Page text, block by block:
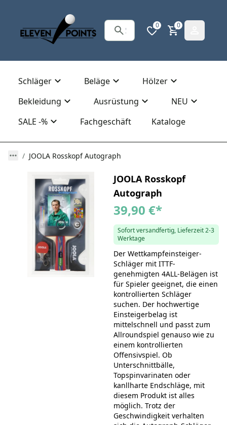
0 0
Schläger Beläge
Hölzer
Bekleidung
Ausrüstung
NEU
SALE -%
Fachgeschäft Kataloge
JOOLA Rosskopf Autograph
JOOLA Rosskopf
Autograph
39,90 €*
Sofort versandfertig, Lieferzeit 2-3
Werktage
Der Wettkampfeinsteiger-
Schläger mit ITTF-
genehmigten 4ALL-Belägen ist
für Spieler geeignet, die einen
kontrollierten Schläger
suchen. Der hochwertige
Einsteigerbelag ist
mittelschnell und passt zum
Allroundspiel genauso wie zu
einem kontrollierten
Offensivspiel. Ob
Unterschnittbälle,
Topspinvarinaten oder
kanllharte Endschläge, mit
diesem Produkt ist alles
möglich. Trotz der
Geschwindigkeit verhalten